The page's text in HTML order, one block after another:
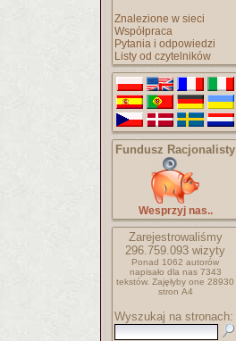
Znalezione w sieci
Współpraca
Pytania i odpowiedzi
Listy od czytelników
Fundusz Racjonalisty
Wesprzyj nas..
Zarejestrowaliśmy
296.759.093 wizyty
Ponad 1062 autorów
napisało dla nas 7343
tekstów. Zajęłyby one 28930
stron A4
Wyszukaj na stronach: